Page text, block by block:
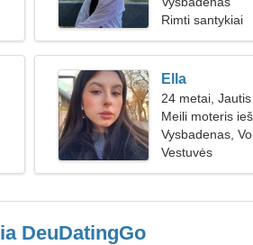
Rimti santykiai
Ella
24 metai, Jautis
Meili moteris
Vysbadenas,
Vestuvės
DeuDatingGo